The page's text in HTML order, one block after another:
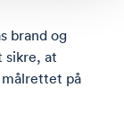
brand og
sikre, at
på